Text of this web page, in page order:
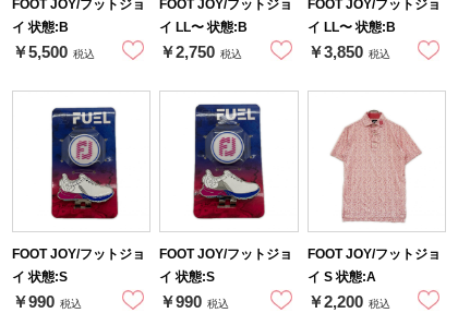
FOOT JOY/フットジョ
イ 状態:B
￥5,500 税込
FOOT JOY/フットジョ
イ LL〜 状態:B
￥2,750 税込
FOOT JOY/フットジョ
イ LL〜 状態:B
￥3,850 税込
FOOT JOY/フットジョ
イ 状態:S
￥990 税込
FOOT JOY/フットジョ
イ 状態:S
￥990 税込
FOOT JOY/フットジョ
イ S 状態:A
￥2,200 税込